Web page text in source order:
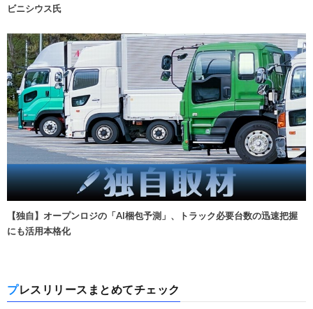
ビニシウス氏
【独自】オープンロジの「AI梱包予測」、トラック必要台数の迅速把握
にも活用本格化
プレスリリースまとめてチェック